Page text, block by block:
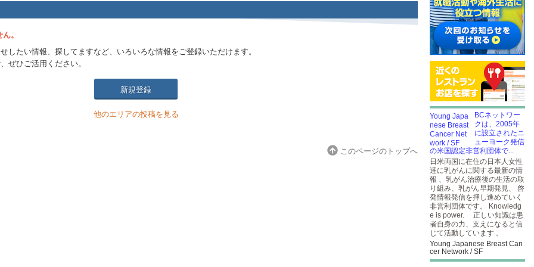
。
したい情報、探してますなど、いろいろな情報をご登録いただけます。
ぜひご活用ください。
新規登録
他のエリアの投稿を見る
このページのトップへ
BCネットワー
クは、2005年
に設立されたニ
ューヨーク発信
の米国認定非営利団体で...
日米両国に在住の日本人女性
達に乳がんに関する最新の情
報 、乳がん治療後の生活の取
り組み、乳がん早期発見、 啓
発情報発信を押し進めていく
非営利団体です。 Knowledg
e is power. 正しい知識は患
者自身の力、支えになると信
じて活動しています 。
Young Japanese Breast Can
cer Network / SF